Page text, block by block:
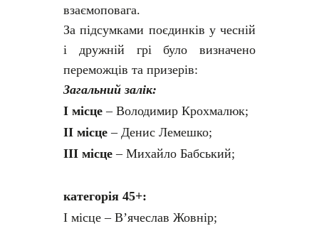
взаємоповага.
За підсумками поєдинків у чесній
і дружній грі було визначено
переможців та призерів:
Загальний залік:
І місце – Володимир Крохмалюк;
ІІ місце – Денис Лемешко;
ІІІ місце– Михайло Бабський;
категорія 45+:
І місце – В’ячеслав Жовнір;